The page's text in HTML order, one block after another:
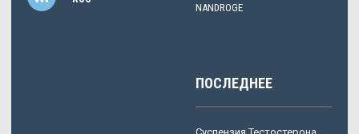
NANDROGE
ПОСЛЕДНЕЕ